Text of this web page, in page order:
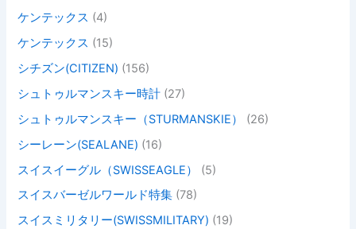
ケンテックス (4)
ケンテックス (15)
シチズン(CITIZEN) (156)
シュトゥルマンスキー時計 (27)
シュトゥルマンスキー（STURMANSKIE）
(26)
シーレーン(SEALANE) (16)
スイスイーグル（SWISSEAGLE）
(5)
スイスバーゼルワールド特集 (78)
スイスミリタリー(SWISSMILITARY) (19)